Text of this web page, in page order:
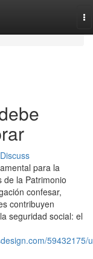
Discuss
para la
de la Patrimonio
confesar,
contribuyen
seguridad social: el
59432175/